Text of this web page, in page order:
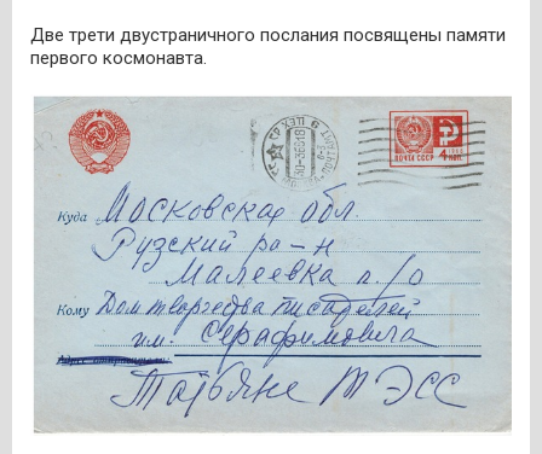
Две трети двустраничного послания посвящены памяти
первого космонавта.